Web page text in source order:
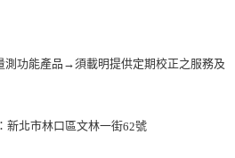
測功能產品→須載明提供定期校正之服務及
新北市林口區文林一街62號